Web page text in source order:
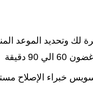
لك وتحديد الموعد
دقيقة
خبراء الإصلاح